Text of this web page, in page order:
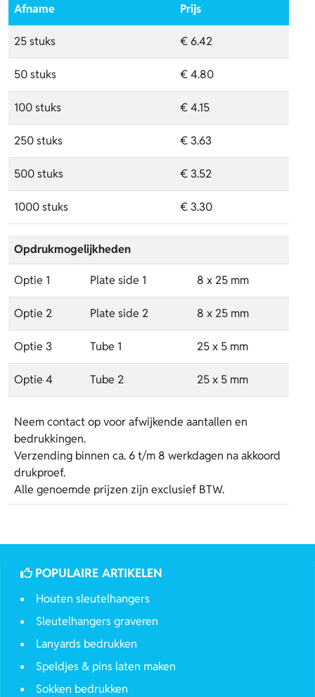
Afname Prijs
25 stuks € 6.42
50 stuks € 4.80
100 stuks € 4.15
250 stuks € 3.63
500 stuks € 3.52
1000 stuks € 3.30
Opdrukmogelijkheden
Optie 1 Plate side 1 8 x 25 mm
Optie 2 Plate side 2 8 x 25 mm
Optie 3 Tube 1 25 x 5 mm
Optie 4 Tube 2 25 x 5 mm
Neem contact op voor afwijkende aantallen en
bedrukkingen.
Verzending binnen ca. 6 t/m 8 werkdagen na akkoord
drukproef.
Alle genoemde prijzen zijn exclusief BTW.
POPULAIRE ARTIKELEN
Houten sleutelhangers
Sleutelhangers graveren
Lanyards bedrukken
Speldjes & pins laten maken
Sokken bedrukken